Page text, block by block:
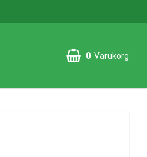
0 Varukorg